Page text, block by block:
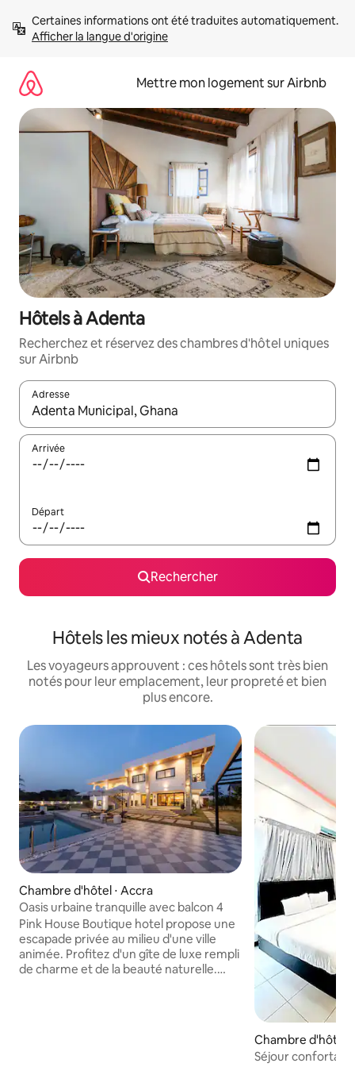
directement
Afficher la langue d'origine
Mettre mon logement sur Airbnb
Hôtels à Adenta
Recherchez et réservez des chambres d'hôtel uniques
sur Airbnb
Adresse
Lorsque les résultats s'affichent, utilisez les flèches vers le
Arrivée
Départ
Rechercher
Hôtels les mieux notés à Adenta
Les voyageurs approuvent : ces hôtels sont très bien
notés pour leur emplacement, leur propreté et bien
plus encore.
Chambre d'hôtel ⋅ Accra
Oasis urbaine tranquille avec balcon 4
Pink House Boutique hotel propose une
escapade privée au milieu d'une ville
animée. Profitez d'un gîte de luxe rempli
de charme et de la beauté naturelle.
Chambre d'hôtel
Séjour